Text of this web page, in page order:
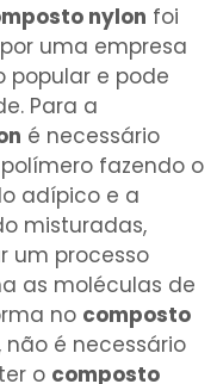
nylon foi
uma empresa
popular e pode
Para a
é necessário
fazendo o
adípico e a
misturadas,
um processo
as moléculas de
no composto
não é necessário
o composto